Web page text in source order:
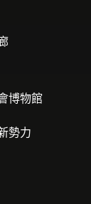
博物館
勢力